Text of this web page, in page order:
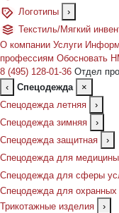
Логотипы
›
Текстиль/Мягкий
О компании Услуги
профессиям Обосновать
8 (495) 128-01-36 Отдел
‹
Спецодежда
×
Спецодежда летняя
›
Спецодежда зимняя
›
Спецодежда защитная
›
Спецодежда для медицины
Спецодежда для сферы
Спецодежда для охранных
Трикотажные изделия
›